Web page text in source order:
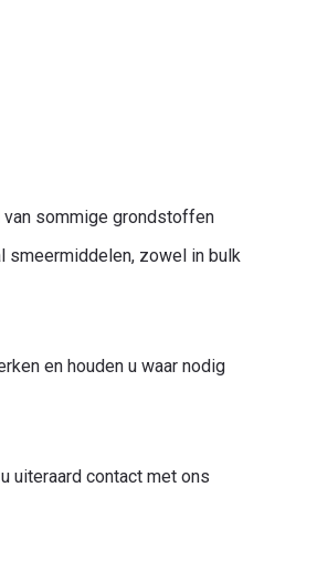
van sommige grondstoffen
smeermiddelen, zowel in bulk
en houden u waar nodig
uiteraard contact met ons